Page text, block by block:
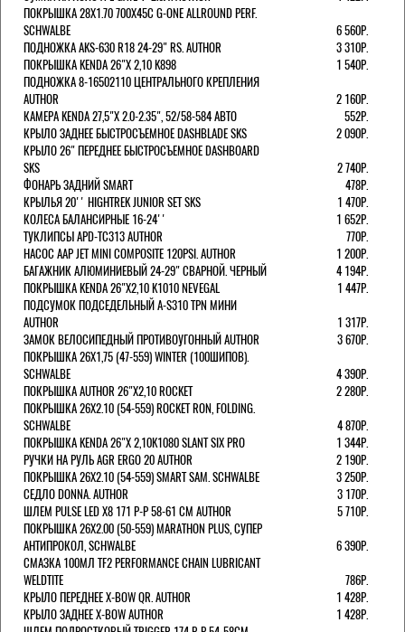
ПОКРЫШКА 28X1.70 700X45C G-ONE ALLROUND PERF.
SCHWALBE
6 560Р.
ПОДНОЖКА AKS-630 R18 24-29" RS. AUTHOR
3 310Р.
ПОКРЫШКА KENDA 26"Х 2,10 K898
1 540Р.
ПОДНОЖКА 8-16502110 ЦЕНТРАЛЬНОГО КРЕПЛЕНИЯ
AUTHOR
2 160Р.
КАМЕРА KENDA 27,5"Х 2.0-2.35", 52/58-584 АВТО
552Р.
КРЫЛО ЗАДНЕЕ БЫСТРОСЪЕМНОЕ DASHBLADE SKS
2 090Р.
КРЫЛО 26" ПЕРЕДНЕЕ БЫСТРОСЪЕМНОЕ DASHBOARD
SKS
2 740Р.
ФОНАРЬ ЗАДНИЙ SMART
478Р.
КРЫЛЬЯ 20'' HIGHTREK JUNIOR SET SKS
1 470Р.
КОЛЕСА БАЛАНСИРНЫЕ 16-24''
1 652Р.
ТУКЛИПСЫ APD-TC313 AUTHOR
770Р.
НАСОС AAP JET MINI COMPOSITE 120PSI. AUTHOR
1 200Р.
БАГАЖНИК АЛЮМИНИЕВЫЙ 24-29" СВАРНОЙ. ЧЕРНЫЙ
4 194Р.
ПОКРЫШКА KENDA 26"Х2,10 K1010 NEVEGAL
1 447Р.
ПОДСУМОК ПОДСЕДЕЛЬНЫЙ A-S310 TPN МИНИ
AUTHOR
1 317Р.
ЗАМОК ВЕЛОСИПЕДНЫЙ ПРОТИВОУГОННЫЙ AUTHOR
3 670Р.
ПОКРЫШКА 26X1,75 (47-559) WINTER (100ШИПОВ).
SCHWALBE
4 390Р.
ПОКРЫШКА AUTHOR 26"Х2,10 ROCKET
2 280Р.
ПОКРЫШКА 26X2.10 (54-559) ROCKET RON, FOLDING.
SCHWALBE
4 870Р.
ПОКРЫШКА KENDA 26"Х 2,10K1080 SLANT SIX PRO
1 344Р.
РУЧКИ НА РУЛЬ AGR ERGO 20 AUTHOR
2 190Р.
ПОКРЫШКА 26X2.10 (54-559) SMART SAM. SCHWALBE
3 250Р.
СЕДЛО DONNA. AUTHOR
3 170Р.
ШЛЕМ PULSE LED X8 171 Р-Р 58-61 СМ AUTHOR
5 710Р.
ПОКРЫШКА 26X2.00 (50-559) MARATHON PLUS, СУПЕР
АНТИПРОКОЛ, SCHWALBE
6 390Р.
СМАЗКА 100МЛ TF2 PERFORMANCE CHAIN LUBRICANT
WELDTITE
786Р.
КРЫЛО ПЕРЕДНЕЕ X-BOW QR. AUTHOR
1 428Р.
КРЫЛО ЗАДНЕЕ X-BOW AUTHOR
1 428Р.